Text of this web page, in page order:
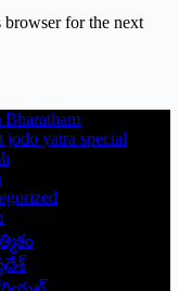
browser for the next
Bharatham
jodo yatra special